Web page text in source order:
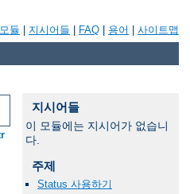
모듈 지시어들 FAQ 용어 사이트맵
지시어들
이 모듈에는 지시어가 없습니
다.
주제
Status 사용하기